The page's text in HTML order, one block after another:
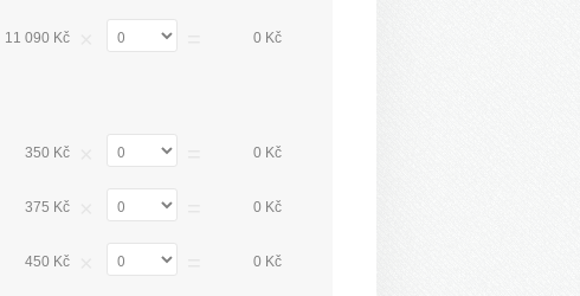
11 090 Kč 0 Kč
350 Kč 0 Kč
375 Kč 0 Kč
450 Kč 0 Kč